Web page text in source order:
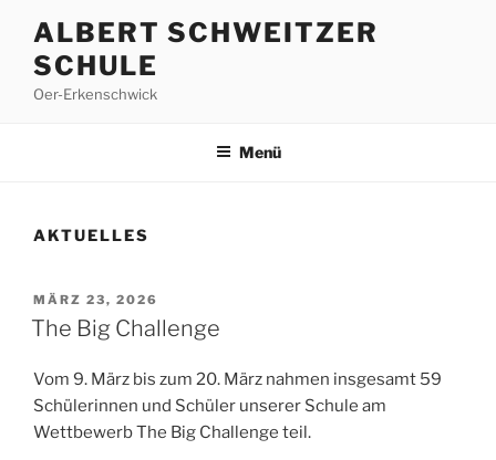
Inhalt
springen
ALBERT SCHWEITZER
SCHULE
Oer-Erkenschwick
Menü
AKTUELLES
VERÖFFENTLICHT
AM
MÄRZ 23, 2026
The Big Challenge
Vom 9. März bis zum 20. März nahmen insgesamt 59
Schülerinnen und Schüler unserer Schule am
Wettbewerb The Big Challenge teil.